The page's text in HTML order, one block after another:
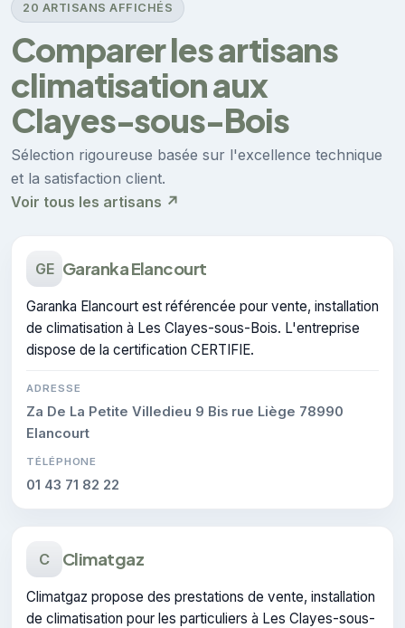
20 ARTISANS AFFICHÉS
Comparer les artisans
climatisation aux
Clayes-sous-Bois
Sélection rigoureuse basée sur l'excellence technique
et la satisfaction client.
Voir tous les artisans ↗
GE Garanka Elancourt
Garanka Elancourt est référencée pour vente, installation
de climatisation à Les Clayes-sous-Bois. L'entreprise
dispose de la certification CERTIFIE.
ADRESSE
Za De La Petite Villedieu 9 Bis rue Liège 78990
Elancourt
TÉLÉPHONE
01 43 71 82 22
C Climatgaz
Climatgaz propose des prestations de vente, installation
de climatisation pour les particuliers à Les Clayes-sous-